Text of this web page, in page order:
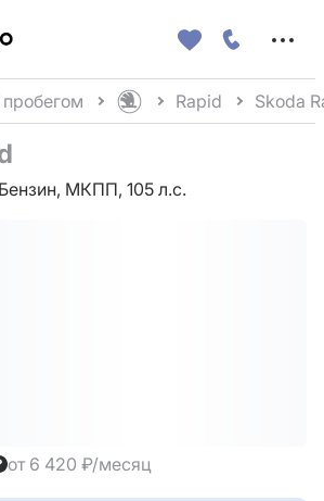
Rapid Skoda
МКПП, 105 л.с.
от 6 420 ₽/месяц